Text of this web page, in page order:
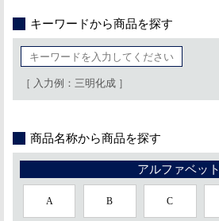
キーワードから商品を探す
［ 入力例：三明化成 ］
商品名称から商品を探す
アルファベット
A B C